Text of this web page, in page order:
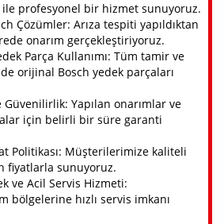
profesyonel bir hizmet sunuyoruz.
Çözümler: Arıza tespiti yapıldıktan
onarım gerçekleştiriyoruz.
Parça Kullanımı: Tüm tamir ve
orijinal Bosch yedek parçaları
Güvenilirlik: Yapılan onarımlar ve
için belirli bir süre garanti
Politikası: Müşterilerimize kaliteli
fiyatlarla sunuyoruz.
ve Acil Servis Hizmeti:
bölgelerine hızlı servis imkanı